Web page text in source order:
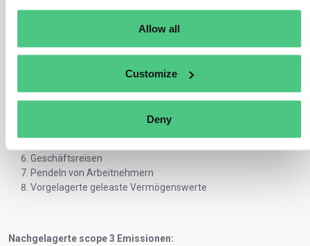
Allow all
Customize
Deny
Vorgelagerte scope 3 Emissionen:
Gekaufte Waren und Dienstleistungen
Brennstoff- und energiebezogene Tätigkeiten (nicht
enthalten in scope 1 oder scope 2)
Geschäftsreisen
Pendeln von Arbeitnehmern
Vorgelagerte geleaste Vermögenswerte
Nachgelagerte scope 3 Emissionen: